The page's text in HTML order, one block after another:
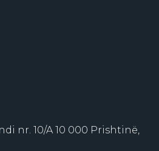
nr. 10/A 10 000 Prishtinë,